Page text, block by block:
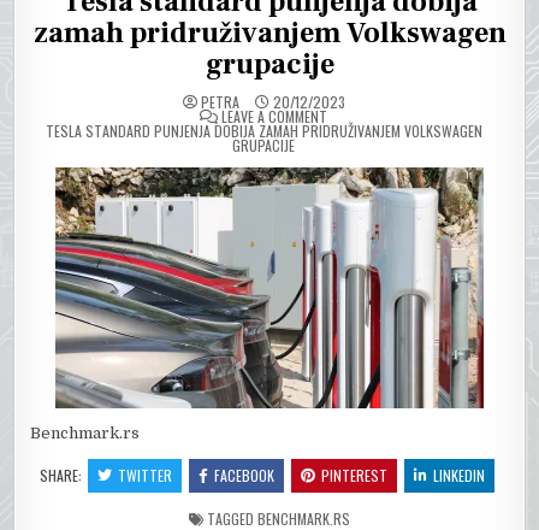
zamah pridruživanjem Volkswagen
grupacije
PETRA 20/12/2023
LEAVE A COMMENTON
TESLA STANDARD PUNJENJA DOBIJA ZAMAH PRIDRUŽIVANJEM VOLKSWAGEN
GRUPACIJE
Benchmark.rs
SHARE: TWITTER FACEBOOK PINTEREST LINKEDIN
TAGGED BENCHMARK.RS